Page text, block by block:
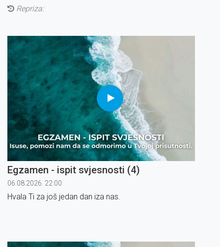
Repriza:
Egzamen - ispit svjesnosti (4)
06.08.2026. 22:00
Hvala Ti za još jedan dan iza nas.